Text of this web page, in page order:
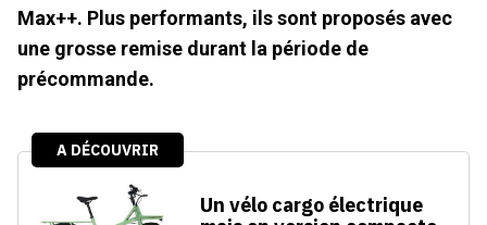
Max++. Plus performants, ils sont proposés avec
une grosse remise durant la période de
précommande.